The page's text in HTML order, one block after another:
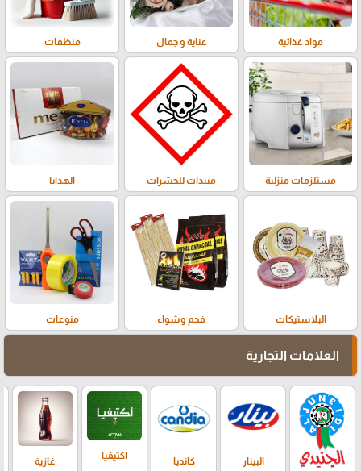
مواد غذائية عناية و جمال منظفات
مستلزمات منزلية مبيدات للحشرات الهدايا
البلاستيكات فحم وشواء منوعات
العلامات التجارية
البينار كانديا
اكتيفيا
غازية